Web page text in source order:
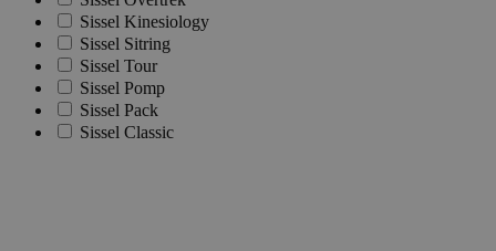
Sissel Kinesiology
Sissel Sitring
Sissel Tour
Sissel Pomp
Sissel Pack
Sissel Classic